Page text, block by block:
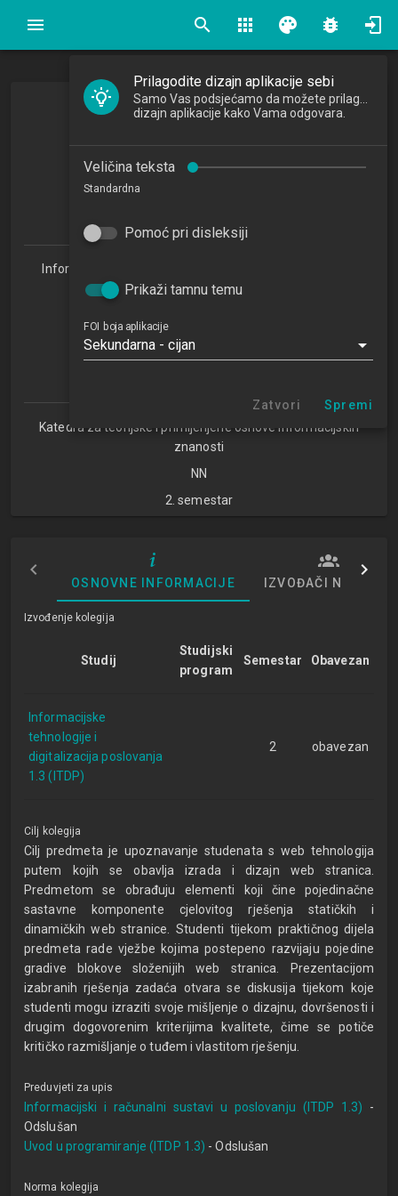
search apps palette bug_report
Uvod u Web tehnologije
2022/2023
Informacijske tehnologije i digitalizacija poslovanja 1.3
(ITDP)
Studijski centar Varaždin
Studijski centar Križevci
Studijski centar Zabok
Katedra za teorijske i primijenjene osnove informacijskih
znanosti
NN
2. semestar
OSNOVNE INFORMACIJE IZVOĐAČI NASTAVE
Izvođenje kolegija
Studij
Studijski
program
Semestar Obavezan
Informacijske
tehnologije i
digitalizacija poslovanja
1.3 (ITDP)
2 obavezan
Cilj kolegija
Cilj predmeta je upoznavanje studenata s web tehnologija
putem kojih se obavlja izrada i dizajn web stranica.
Predmetom se obrađuju elementi koji čine pojedinačne
sastavne komponente cjelovitog rješenja statičkih i
dinamičkih web stranice. Studenti tijekom praktičnog dijela
predmeta rade vježbe kojima postepeno razvijaju pojedine
gradive blokove složenijih web stranica. Prezentacijom
izabranih rješenja zadaća otvara se diskusija tijekom koje
studenti mogu izraziti svoje mišljenje o dizajnu, dovršenosti i
drugim dogovorenim kriterijima kvalitete, čime se potiče
kritičko razmišljanje o tuđem i vlastitom rješenju.
Preduvjeti za upis
Informacijski i računalni sustavi u poslovanju (ITDP 1.3) -
Odslušan
Uvod u programiranje (ITDP 1.3) - Odslušan
Norma kolegija
Prilagodite dizajn aplikacije sebi
dizajn aplikacije kako Vama odgovara.
Veličina teksta
Standardna
Pomoć pri disleksiji
Prikaži tamnu temu
FOI boja aplikacije
Sekundarna - cijan
Zatvori Spremi